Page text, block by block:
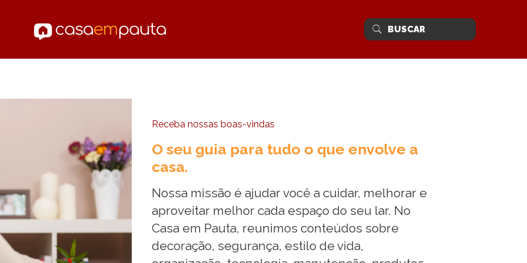
Receba nossas boas-vindas
O seu guia para tudo o que envolve a
casa.
Nossa missão é ajudar você a cuidar, melhorar e
aproveitar melhor cada espaço do seu lar. No
Casa em Pauta, reunimos conteúdos sobre
decoração, segurança, estilo de vida,